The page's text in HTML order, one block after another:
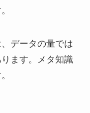
データの量では
ます。メタ知識